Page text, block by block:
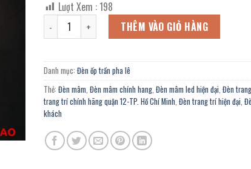
là:
13.608.000 ₫.
tại
là:
7.484.000
Lượt Xem :198
Đèn mâm led hiện đại OFL-0102/1150F chính hãng
THÊM VÀO GIỎ HÀNG
Danh mục: Đèn ốp trần pha lê
Thẻ: Đèn mâm Đèn mâm chính hang Đèn mâm led hiện đại Đèn
trang trí chính hãng quận 12-TP. Hồ Chí Minh Đèn trang trí hiện đại
khách